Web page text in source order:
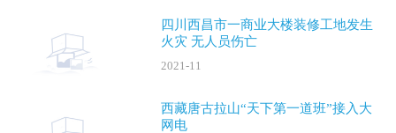
四川西昌市一商业大楼装修工地发生
火灾 无人员伤亡
2021-11
西藏唐古拉山“天下第一道班”接入大
网电